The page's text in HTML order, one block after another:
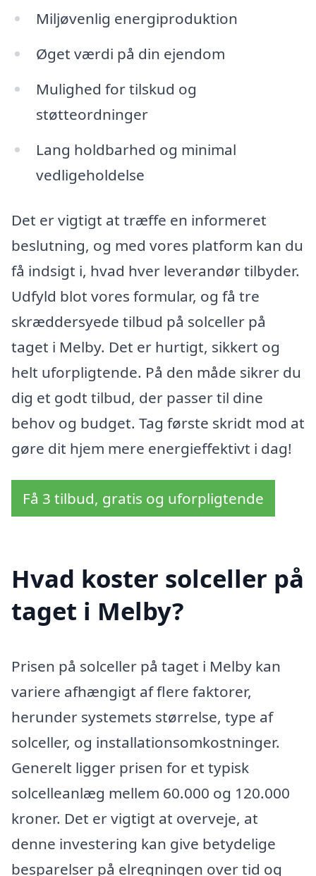
Miljøvenlig energiproduktion
Øget værdi på din ejendom
Mulighed for tilskud og
støtteordninger
Lang holdbarhed og minimal
vedligeholdelse
Det er vigtigt at træffe en informeret
beslutning, og med vores platform kan du
få indsigt i, hvad hver leverandør tilbyder.
Udfyld blot vores formular, og få tre
skræddersyede tilbud på solceller på
taget i Melby. Det er hurtigt, sikkert og
helt uforpligtende. På den måde sikrer du
dig et godt tilbud, der passer til dine
behov og budget. Tag første skridt mod at
gøre dit hjem mere energieffektivt i dag!
Få 3 tilbud, gratis og uforpligtende
Hvad koster solceller på
taget i Melby?
Prisen på solceller på taget i Melby kan
variere afhængigt af flere faktorer,
herunder systemets størrelse, type af
solceller, og installationsomkostninger.
Generelt ligger prisen for et typisk
solcelleanlæg mellem 60.000 og 120.000
kroner. Det er vigtigt at overveje, at
denne investering kan give betydelige
besparelser på elregningen over tid og